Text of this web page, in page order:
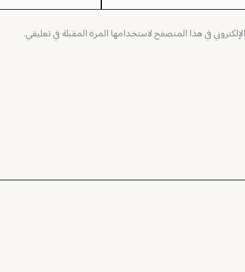
في هذا المتصفح لاستخدامها المرة المقبلة في تعليقي.